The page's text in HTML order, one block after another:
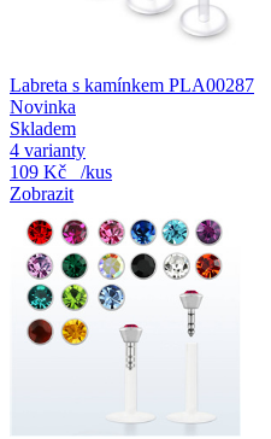
Labreta s kamínkem PLA00287
Novinka
Skladem
4 varianty
109 Kč
/kus
Zobrazit